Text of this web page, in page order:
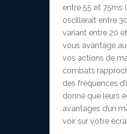
entre 55 et 75ms
oscillerait entre
variant entre 20
vous avantage
vos actions de
combats
des fréquences
donné que leurs
avantages d’un
voir sur votre